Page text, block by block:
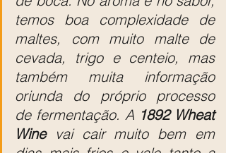
temos boa complexidade de
maltes, com muito malte de
cevada, trigo e centeio, mas
também muita informação
oriunda do próprio processo
de fermentação. A 1892 Wheat
Wine vai cair muito bem em